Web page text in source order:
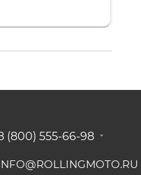
и
(800) 555-66-98